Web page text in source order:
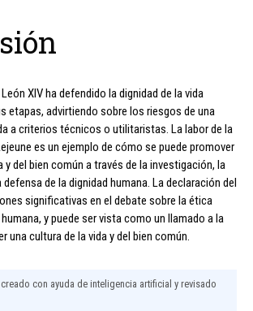
XIV ha defendido la dignidad de la vida
etapas, advirtiendo sobre los riesgos de una
a criterios técnicos o utilitaristas. La labor de la
es un ejemplo de cómo se puede promover
y del bien común a través de la investigación, la
de la dignidad humana. La declaración del
significativas en el debate sobre la ética
y puede ser vista como un llamado a la
una cultura de la vida y del bien común.
con ayuda de inteligencia artificial y revisado